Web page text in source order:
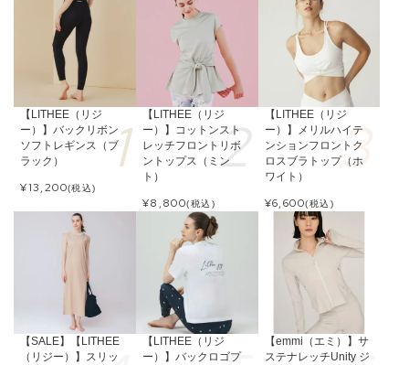
【LITHEE（リジ
ー）】バックリボン
ソフトレギンス（ブ
ラック）
¥13,200(税込)
【LITHEE（リジ
ー）】コットンスト
レッチフロントリボ
ントップス（ミン
ト）
¥8,800(税込)
【LITHEE（リジ
ー）】メリルハイテ
ンションフロントク
ロスブラトップ（ホ
ワイト）
¥6,600(税込)
【SALE】【LITHEE
（リジー）】スリッ
【LITHEE（リジ
ー）】バックロゴプ
【emmi（エミ）】サ
ステナレッチUnity ジ